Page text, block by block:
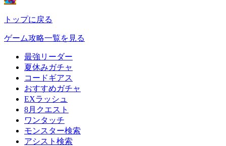
トップに戻る
ゲーム攻略一覧を見る
最強リーダー
夏休みガチャ
コードギアス
おすすめガチャ
EXラッシュ
8月クエスト
ワンタッチ
モンスター検索
アシスト検索